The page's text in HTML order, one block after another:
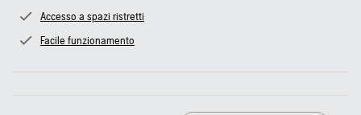
Accesso a spazi ristretti
Facile funzionamento